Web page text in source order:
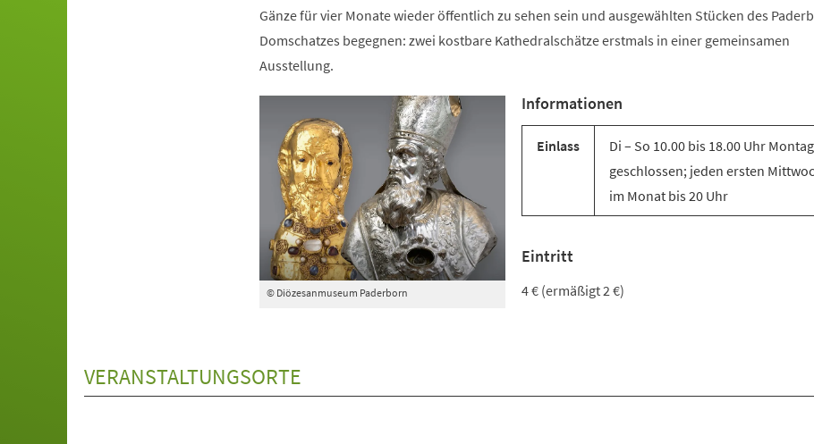
Gänze für vier Monate wieder öffentlich zu sehen sein und ausgewählten Stücken des
Domschatzes begegnen: zwei kostbare Kathedralschätze erstmals in einer gemeinsamen
Ausstellung.
© Diözesanmuseum Paderborn
Informationen
Einlass
Di – So 10.00 bis 18.00 Uhr
geschlossen; jeden ersten
im Monat bis 20 Uhr
Eintritt
4 € (ermäßigt 2 €)
VERANSTALTUNGSORTE